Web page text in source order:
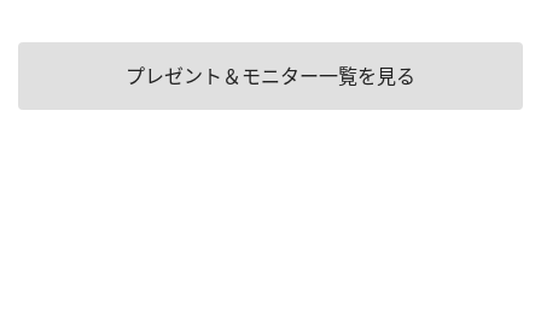
プレゼント＆モニター一覧を見る